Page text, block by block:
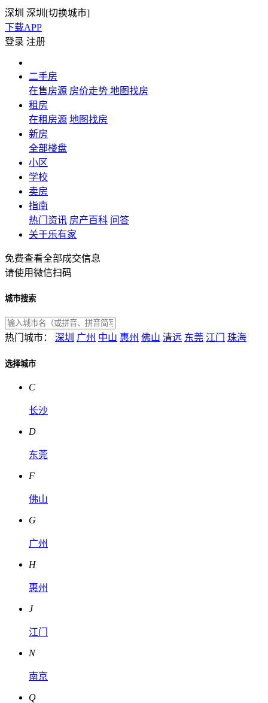
深圳 深圳[切换城市]
下载APP
登录 注册
二手房
在售房源 房价走势 地图找房
租房
在租房源 地图找房
新房
全部楼盘
小区
学校
卖房
指南
热门资讯 房产百科 问答
关于乐有家
免费查看全部成交信息
请使用微信扫码
城市搜索
热门城市： 深圳 广州 中山 惠州 佛山 清远 东莞 江门 珠海
选择城市
C
长沙
D
东莞
F
佛山
G
广州
H
惠州
J
江门
N
南京
Q